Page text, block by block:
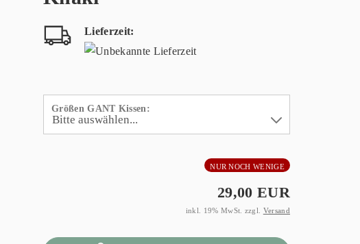
Lieferzeit:
Größen GANT Kissen:
NUR NOCH WENIGE
29,00 EUR
inkl. 19% MwSt. zzgl. Versand